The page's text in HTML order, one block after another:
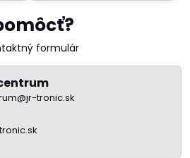
formulár
tronic.sk